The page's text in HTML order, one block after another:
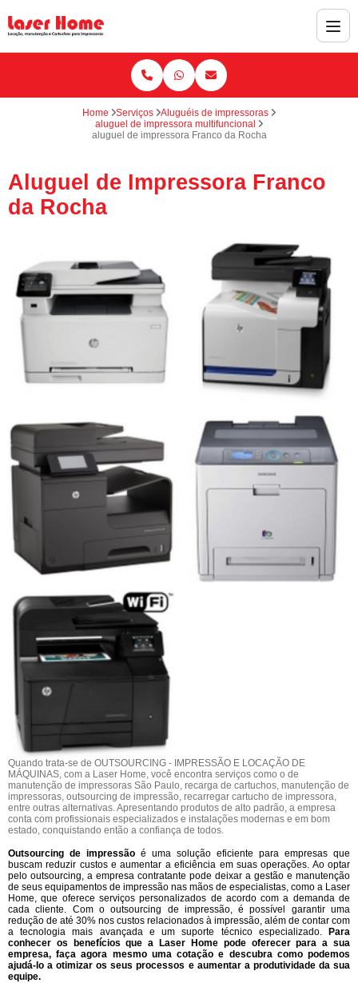
Home Serviços
Aluguéis de impressoras
aluguel de impressora multifuncional
aluguel de impressora Franco da Rocha
Aluguel de Impressora Franco
da Rocha
Quando trata-se de OUTSOURCING - IMPRESSÃO E LOCAÇÃO DE
MÁQUINAS, com a Laser Home, você encontra serviços como o de
manutenção de impressoras São Paulo, recarga de cartuchos, manutenção de
impressoras, outsourcing de impressão, recarregar cartucho de impressora,
entre outras alternativas. Apresentando produtos de alto padrão, a empresa
conta com profissionais especializados e instalações modernas e em bom
estado, conquistando então a confiança de todos.
Outsourcing de impressão é uma solução eficiente para empresas que
buscam reduzir custos e aumentar a eficiência em suas operações. Ao optar
pelo outsourcing, a empresa contratante pode deixar a gestão e manutenção
de seus equipamentos de impressão nas mãos de especialistas, como a Laser
Home, que oferece serviços personalizados de acordo com a demanda de
cada cliente. Com o outsourcing de impressão, é possível garantir uma
redução de até 30% nos custos relacionados à impressão, além de contar com
a tecnologia mais avançada e um suporte técnico especializado. Para
conhecer os benefícios que a Laser Home pode oferecer para a sua
empresa, faça agora mesmo uma cotação e descubra como podemos
ajudá-lo a otimizar os seus processos e aumentar a produtividade da sua
equipe.